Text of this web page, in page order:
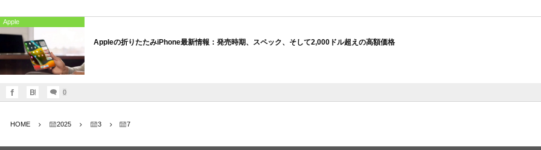
Apple
Appleの折りたたみiPhone最新情報：発売時期、スペック、そして2,000ドル超えの高額価格
0
HOME 2025 3 7